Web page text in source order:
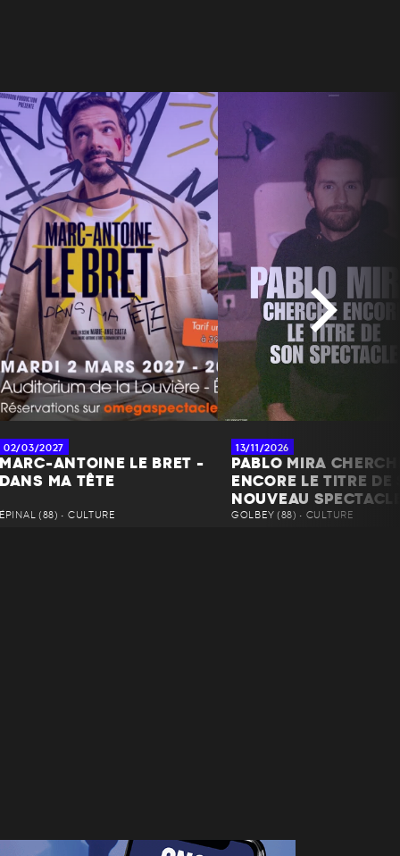
02/03/2027
MARC-ANTOINE LE BRET -
DANS MA TÊTE
ÉPINAL (88) • CULTURE
13/11/2026
PABLO MIRA
ENCORE LE TITRE DE
NOUVEAU
GOLBEY (88) • CULTURE